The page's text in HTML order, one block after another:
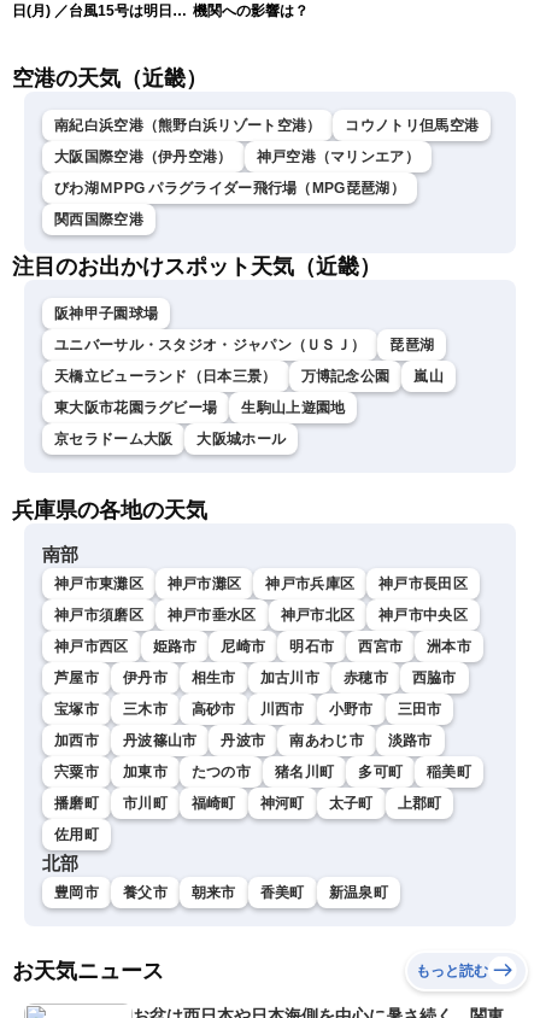
日(月) ／台風15号は明日夜
ン・山岸愛梨／宇野沢達
機関への影響は？
空港の天気（近畿）
南紀白浜空港（熊野白浜リゾート空港）
コウノトリ但馬空港
大阪国際空港（伊丹空港）
神戸空港（マリンエア）
びわ湖ＭPPG パラグライダー飛行場（MPG琵琶湖）
関西国際空港
注目のお出かけスポット天気（近畿）
阪神甲子園球場
ユニバーサル・スタジオ・ジャパン（ＵＳＪ）
琵琶湖
天橋立ビューランド（日本三景）
万博記念公園
嵐山
東大阪市花園ラグビー場
生駒山上遊園地
京セラドーム大阪
大阪城ホール
兵庫県の各地の天気
南部
神戸市東灘区 神戸市灘区 神戸市兵庫区
神戸市長田区
神戸市須磨区
神戸市垂水区 神戸市北区
神戸市中央区
神戸市西区
姫路市 尼崎市 明石市 西宮市
洲本市
芦屋市
伊丹市 相生市 加古川市 赤穂市
西脇市
宝塚市
三木市 高砂市 川西市 小野市
三田市
加西市
丹波篠山市 丹波市 南あわじ市
淡路市
宍粟市
加東市 たつの市 猪名川町 多可町
稲美町
播磨町
市川町 福崎町 神河町 太子町
上郡町
佐用町
北部
豊岡市 養父市 朝来市 香美町 新温泉町
お天気ニュース もっと読む